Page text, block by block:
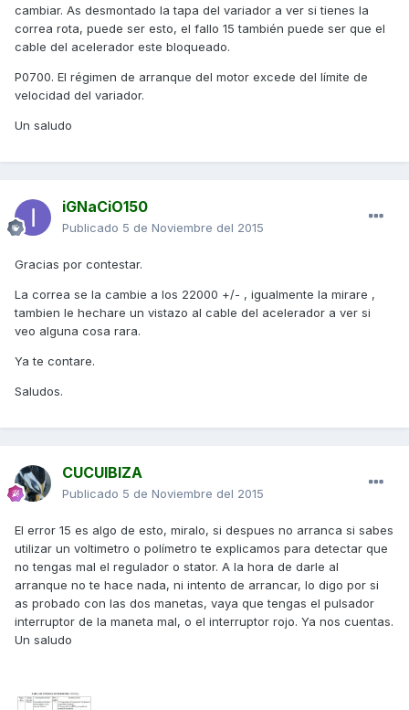
cambiar. As desmontado la tapa del variador a ver si tienes la
correa rota, puede ser esto, el fallo 15 también puede ser que el
cable del acelerador este bloqueado.
P0700. El régimen de arranque del motor excede del límite de
velocidad del variador.
Un saludo
iGNaCiO150
Publicado 5 de Noviembre del 2015
Gracias por contestar.
La correa se la cambie a los 22000 +/- , igualmente la mirare ,
tambien le hechare un vistazo al cable del acelerador a ver si
veo alguna cosa rara.
Ya te contare.
Saludos.
CUCUIBIZA
Publicado 5 de Noviembre del 2015
El error 15 es algo de esto, miralo, si despues no arranca si sabes
utilizar un voltimetro o polímetro te explicamos para detectar que
no tengas mal el regulador o stator. A la hora de darle al
arranque no te hace nada, ni intento de arrancar, lo digo por si
as probado con las dos manetas, vaya que tengas el pulsador
interruptor de la maneta mal, o el interruptor rojo. Ya nos cuentas.
Un saludo